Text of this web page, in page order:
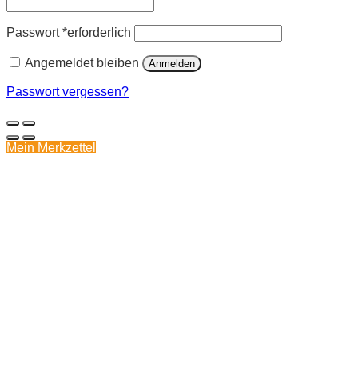
Passwort*erforderlich
Angemeldet bleiben Anmelden
Passwort vergessen?
Mein Merkzettel